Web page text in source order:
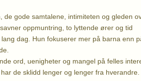
de gode samtalene, intimiteten og gleden
oppmuntring, to lyttende ører og tid
dag. Hun fokuserer mer på barna enn
ord, uenigheter og mangel på felles
de sklidd lenger og lenger fra hverandre.